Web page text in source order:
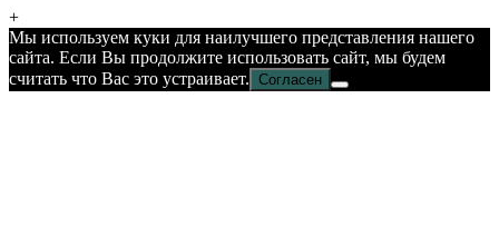
+
Мы используем куки для наилучшего представления нашего
сайта. Если Вы продолжите использовать сайт, мы будем
считать что Вас это устраивает. Согласен